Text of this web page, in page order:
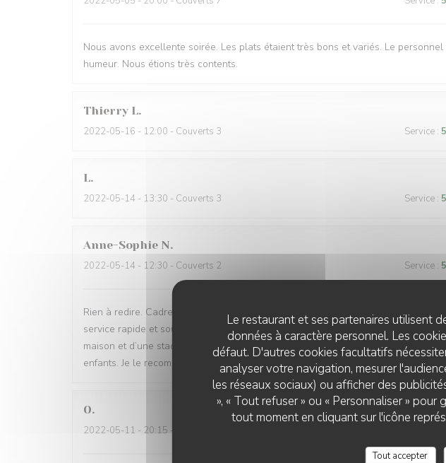
Le restaurant et ses partenaires utilisent
données à caractère personnel. Les
défaut. D'autres cookies facultatifs
analyser votre navigation, mesurer
les réseaux sociaux) ou afficher des
», « Tout refuser » ou « Personnaliser »
tout moment en cliquant sur l'icône
Tout accepter
Nous avons excellente soirée. Les plats étaient très bons et variés. Le
humeur. Nous étions très contents.
Thierry L
2022-05-16 - 12:00 - Couverts 3 Service : 5
L
2022-05-14 - 13:30 - Couverts 3 Service : 5
Anne-Sophie N
2022-05-14 - 12:30 - Couverts 2 Service : 5
Rien à redire. Cadre petit bistro sympathique avec ses nappes carreaux rouges.,
service rapide et souriant. Fidèle adepte du carpaccio, celui ci est excellent et
maison et d’une stade exceptionnellement bien assaisonnée. Cela va devenir
enfants. Je le recommande sans retenue
O
2022-05-11 - 20:15 - Couverts 5
LE